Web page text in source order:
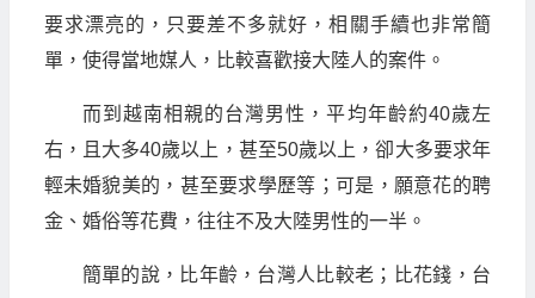
要求漂亮的，只要差不多就好，相關手續也非常簡
單，使得當地媒人，比較喜歡接大陸人的案件。
而到越南相親的台灣男性，平均年齡約40歲左
右，且大多40歲以上，甚至50歲以上，卻大多要求年
輕未婚貌美的，甚至要求學歷等；可是，願意花的聘
金、婚俗等花費，往往不及大陸男性的一半。
簡單的說，比年齡，台灣人比較老；比花錢，台